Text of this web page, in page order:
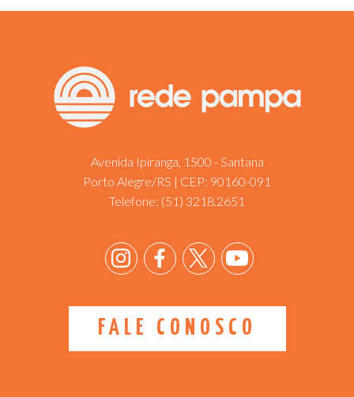
Avenida Ipiranga, 1500 - Santana
Porto Alegre/RS | CEP: 90160-091
Telefone: (51) 3218.2651
FALE CONOSCO